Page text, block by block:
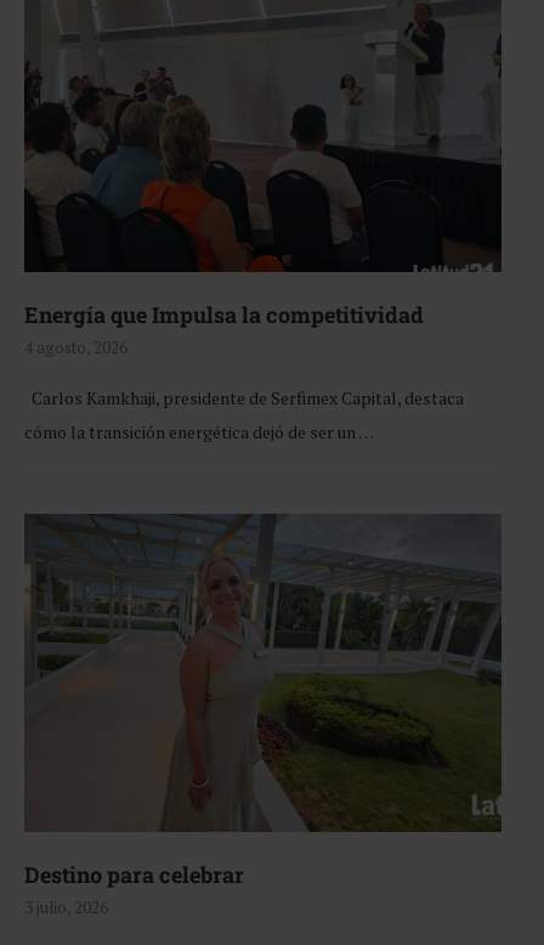
Energía que Impulsa la competitividad
4 agosto, 2026
Carlos Kamkhaji, presidente de Serfimex Capital, destaca
cómo la transición energética dejó de ser un …
Destino para celebrar
3 julio, 2026